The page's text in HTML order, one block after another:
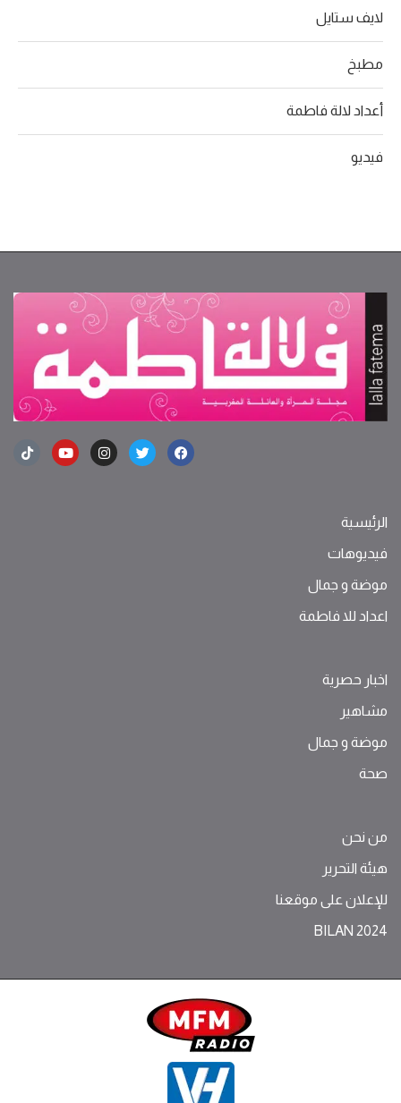
لايف ستايل
مطبخ
أعداد لالة فاطمة
فيديو
الرئيسية
فيديوهات
موضة ‫و‬ ‫‬‫جمال‬
اعداد للا فاطمة
اخبار حصرية
مشاهير
موضة ‫و‬ ‫‬‫جمال‬
صحة
من نحن
هيئة التحرير
للإعلان على موقعنا
BILAN 2024